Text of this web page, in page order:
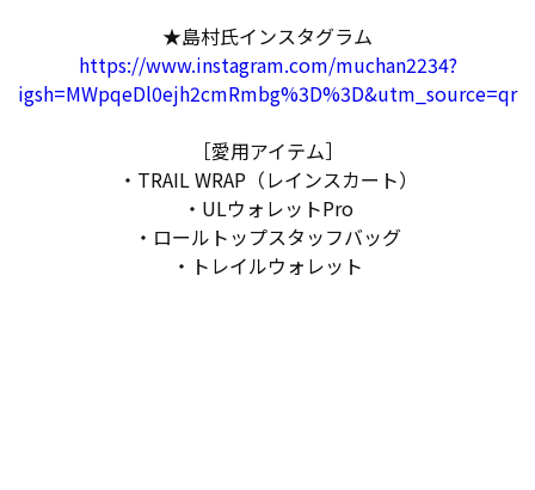
★島村氏インスタグラム
https://www.instagram.com/muchan2234?
igsh=MWpqeDl0ejh2cmRmbg%3D%3D&utm_source=qr
［愛用アイテム］
・TRAIL WRAP（レインスカート）
・ULウォレットPro
・ロールトップスタッフバッグ
・トレイルウォレット